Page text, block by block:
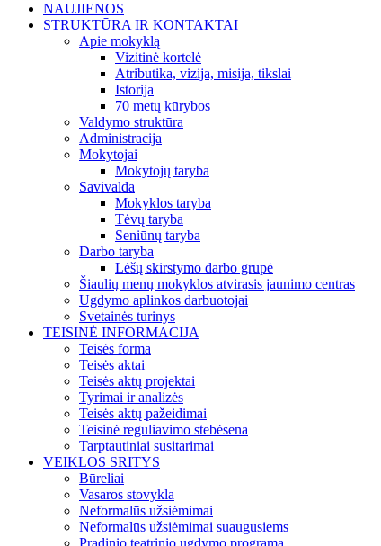
NAUJIENOS
STRUKTŪRA IR KONTAKTAI
Apie mokyklą
Vizitinė kortelė
Atributika, vizija, misija, tikslai
Istorija
70 metų kūrybos
Valdymo struktūra
Administracija
Mokytojai
Mokytojų taryba
Savivalda
Mokyklos taryba
Tėvų taryba
Seniūnų taryba
Darbo taryba
Lėšų skirstymo darbo grupė
Šiaulių menų mokyklos atvirasis jaunimo centras
Ugdymo aplinkos darbuotojai
Svetainės turinys
TEISINĖ INFORMACIJA
Teisės forma
Teisės aktai
Teisės aktų projektai
Tyrimai ir analizės
Teisės aktų pažeidimai
Teisinė reguliavimo stebėsena
Tarptautiniai susitarimai
VEIKLOS SRITYS
Būreliai
Vasaros stovykla
Neformalūs užsiėmimai
Neformalūs užsiėmimai suaugusiems
Pradinio teatrinio ugdymo programa